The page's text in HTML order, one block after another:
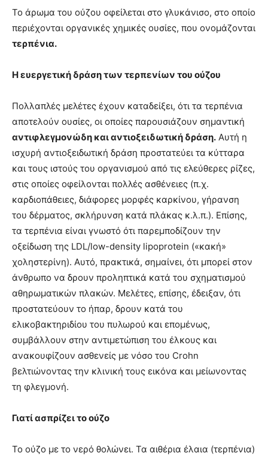
Το άρωμα του ούζου οφείλεται στο γλυκάνισο, στο οποίο
περιέχονται οργανικές χημικές ουσίες, που ονομάζονται
τερπένια.
Η ευεργετική δράση των τερπενίων του ούζου
Πολλαπλές μελέτες έχουν καταδείξει, ότι τα τερπένια
αποτελούν ουσίες, οι οποίες παρουσιάζουν σημαντική
αντιφλεγμονώδη και αντιοξειδωτική δράση. Αυτή η
ισχυρή αντιοξειδωτική δράση προστατεύει τα κύτταρα
και τους ιστούς του οργανισμού από τις ελεύθερες ρίζες,
στις οποίες οφείλονται πολλές ασθένειες (π.χ.
καρδιοπάθειες, διάφορες μορφές καρκίνου, γήρανση
του δέρματος, σκλήρυνση κατά πλάκας κ.λ.π.). Επίσης,
τα τερπένια είναι γνωστό ότι παρεμποδίζουν την
οξείδωση της LDL/low-density lipoprotein («κακή»
χοληστερίνη). Αυτό, πρακτικά, σημαίνει, ότι μπορεί στον
άνθρωπο να δρουν προληπτικά κατά του σχηματισμού
αθηρωματικών πλακών. Μελέτες, επίσης, έδειξαν, ότι
προστατεύουν το ήπαρ, δρουν κατά του
ελικοβακτηριδίου του πυλωρού και επομένως,
συμβάλλουν στην αντιμετώπιση του έλκους και
ανακουφίζουν ασθενείς με νόσο του Crohn
βελτιώνοντας την κλινική τους εικόνα και μείωνοντας
τη φλεγμονή.
Γιατί ασπρίζει το ούζο
Το ούζο με το νερό θολώνει. Τα αιθέρια έλαια (τερπένια)